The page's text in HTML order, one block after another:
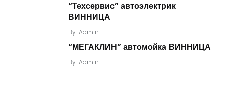
“Техсервис” автоэлектрик
ВИННИЦА
By Admin
“МЕГАКЛИН” автомойка ВИННИЦА
By Admin